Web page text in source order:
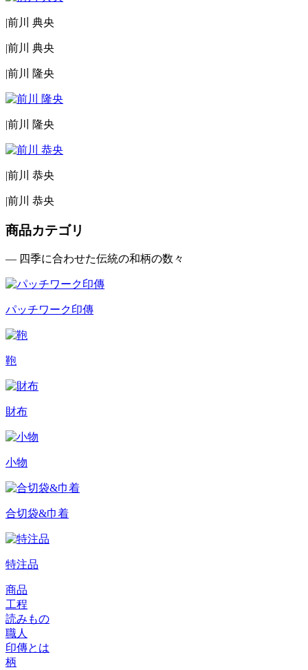
|前川 典央
|前川 典央
|前川 隆央
|前川 隆央
|前川 恭央
|前川 恭央
商品カテゴリ
— 四季に合わせた伝統の和柄の数々
パッチワーク印傳
鞄
財布
小物
合切袋&巾着
特注品
商品
工程
読みもの
職人
印傳とは
柄